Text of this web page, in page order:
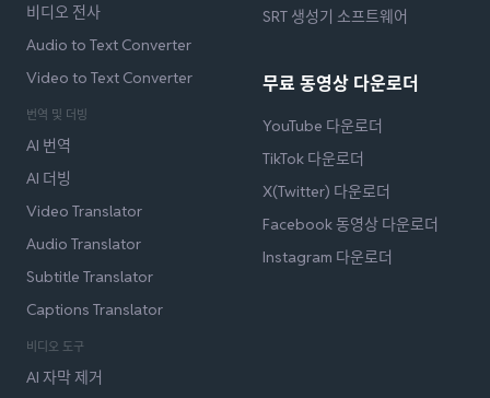
비디오 전사
Audio to Text Converter
Video to Text Converter
번역 및 더빙
AI 번역
AI 더빙
Video Translator
Audio Translator
Subtitle Translator
Captions Translator
비디오 도구
AI 자막 제거
SRT 생성기 소프트웨어
무료 동영상 다운로더
YouTube 다운로더
TikTok 다운로더
X(Twitter) 다운로더
Facebook 동영상 다운로더
Instagram 다운로더